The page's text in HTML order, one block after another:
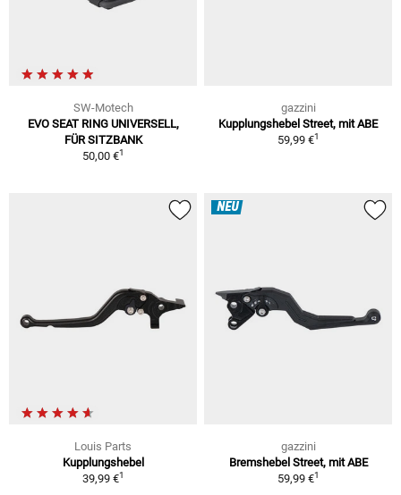
SW-Motech
EVO SEAT RING UNIVERSELL,
FÜR SITZBANK
50,00 €1
gazzini
Kupplungshebel Street, mit ABE
59,99 €1
Louis Parts
Kupplungshebel
39,99 €1
NEU
gazzini
Bremshebel Street, mit ABE
59,99 €1